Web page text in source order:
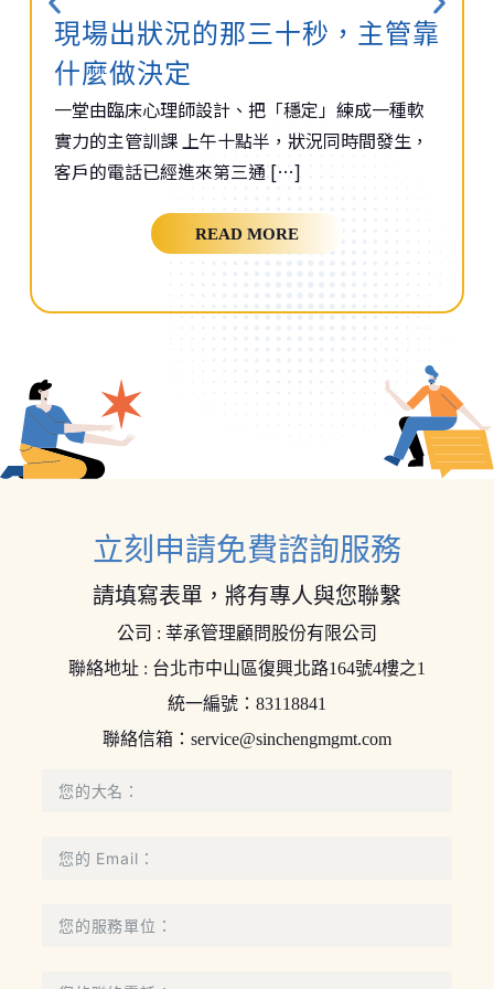
現場出狀況的那三十秒，主管靠
什麼做決定
一堂由臨床心理師設計、把「穩定」練成一種軟
實力的主管訓課 上午十點半，狀況同時間發生，
客戶的電話已經進來第三通 […]
READ MORE
立刻申請免費諮詢服務
請填寫表單，將有專人與您聯繫
公司 : 莘承管理顧問股份有限公司
聯絡地址 : 台北市中山區復興北路164號4樓之1
統一編號：83118841
聯絡信箱： service@sinchengmgmt.com